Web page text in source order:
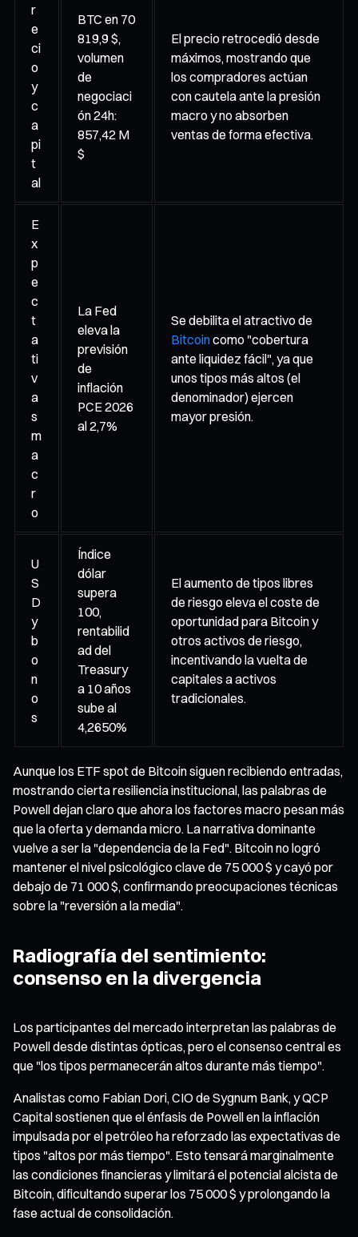
r
e
ci
o
y
c
a
pi
t
al
BTC en 70
819,9 $,
volumen
de
negociaci
ón 24h:
857,42 M
$
El precio retrocedió desde
máximos, mostrando que
los compradores actúan
con cautela ante la presión
macro y no absorben
ventas de forma efectiva.
E
x
p
e
c
t
a
ti
v
a
s
m
a
c
r
o
La Fed
eleva la
previsión
de
inflación
PCE 2026
al 2,7%
Se debilita el atractivo de
Bitcoincomo "cobertura
ante liquidez fácil", ya que
unos tipos más altos (el
denominador) ejercen
mayor presión.
U
S
D
y
b
o
n
o
s
Índice
dólar
supera
100,
rentabilid
ad del
Treasury
a 10 años
sube al
4,2650%
El aumento de tipos libres
de riesgo eleva el coste de
oportunidad para Bitcoin y
otros activos de riesgo,
incentivando la vuelta de
capitales a activos
tradicionales.
Aunque los ETF spot de Bitcoin siguen recibiendo entradas,
mostrando cierta resiliencia institucional, las palabras de
Powell dejan claro que ahora los factores macro pesan más
que la oferta y demanda micro. La narrativa dominante
vuelve a ser la "dependencia de la Fed". Bitcoin no logró
mantener el nivel psicológico clave de 75 000 $ y cayó por
debajo de 71 000 $, confirmando preocupaciones técnicas
sobre la "reversión a la media".
Radiografía del sentimiento:
consenso en la divergencia
Los participantes del mercado interpretan las palabras de
Powell desde distintas ópticas, pero el consenso central es
que "los tipos permanecerán altos durante más tiempo".
Analistas como Fabian Dori, CIO de Sygnum Bank, y QCP
Capital sostienen que el énfasis de Powell en la inflación
impulsada por el petróleo ha reforzado las expectativas de
tipos "altos por más tiempo". Esto tensará marginalmente
las condiciones financieras y limitará el potencial alcista de
Bitcoin, dificultando superar los 75 000 $ y prolongando la
fase actual de consolidación.